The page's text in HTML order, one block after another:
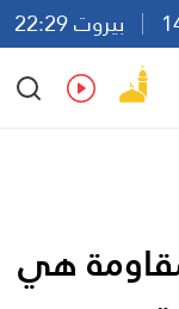
بيروت 22:29
Ar
En Fr Es
هي